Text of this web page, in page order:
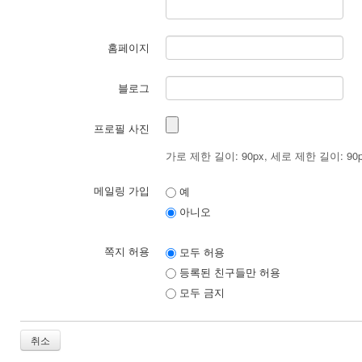
홈페이지
블로그
프로필 사진
가로 제한 길이: 90px, 세로 제한 길이:
메일링 가입
예
아니오
쪽지 허용
모두 허용
등록된 친구들만 허용
모두 금지
취소